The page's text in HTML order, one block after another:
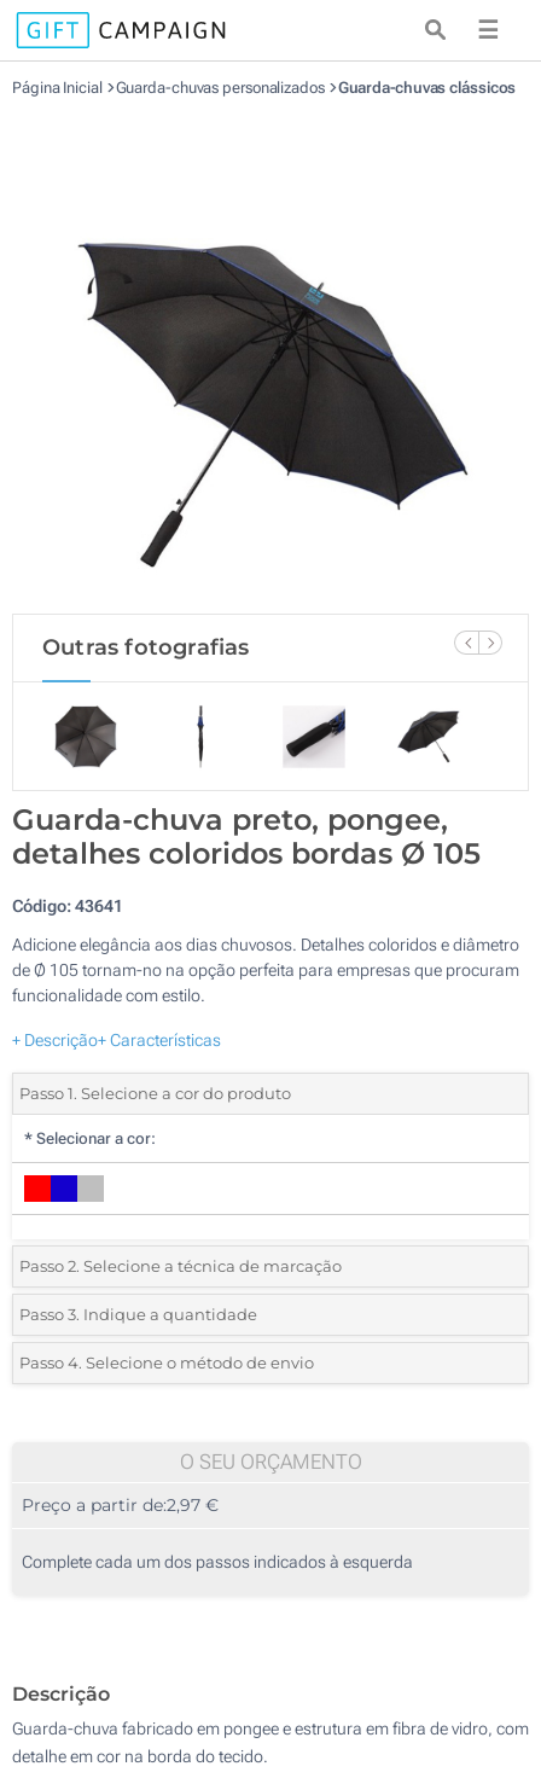
☰
Página Inicial Guarda-chuvas personalizados Guarda-chuvas clássicos
Outras fotografias
Guarda-chuva preto, pongee,
detalhes coloridos bordas Ø 105
Código:43641
Adicione elegância aos dias chuvosos. Detalhes coloridos e diâmetro
de Ø 105 tornam-no na opção perfeita para empresas que procuram
funcionalidade com estilo.
+ Descrição+ Características
Passo 1. Selecione a cor do produto
* Selecionar a cor:
Passo 2. Selecione a técnica de marcação
*Selecione o tipo de marcação e as cores do logotipo:
1 Cor (Parte superior)
Passo 3. Indique a quantidade
*Quantidade mínima:10
20
50
Outra :
Passo 4. Selecione o método de envio
O SEU ORÇAMENTO
Preço a partir de:2,97 €
Complete cada um dos passos indicados à esquerda
Descrição
Guarda-chuva fabricado em pongee e estrutura em fibra de vidro, com
detalhe em cor na borda do tecido.